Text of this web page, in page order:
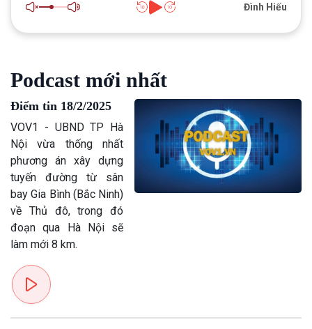
Giới thiệu
Thời sự
Thời sự 12h
Thời sự 18h
Thời sự 21h30
Bản tin
Chuyên mục
Theo dòng Thời sự
Đình Hiếu
Podcast mới nhất
Điểm tin 18/2/2025
VOV1 - UBND TP Hà
Nội vừa thống nhất
phương án xây dựng
tuyến đường từ sân
bay Gia Bình (Bắc Ninh)
về Thủ đô, trong đó
đoạn qua Hà Nội sẽ
làm mới 8 km.